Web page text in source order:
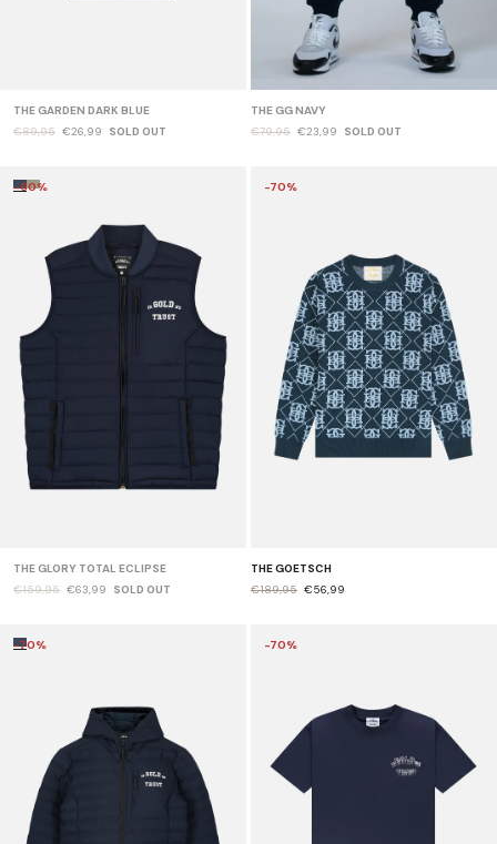
THE GARDEN DARK BLUE
€89,95 €26,99 SOLD OUT
THE GG NAVY
€79,95 €23,99 SOLD OUT
-60%
THE GLORY TOTAL ECLIPSE
€159,95 €63,99 SOLD OUT
-70%
THE GOETSCH
€189,95 €56,99
-70% -70%